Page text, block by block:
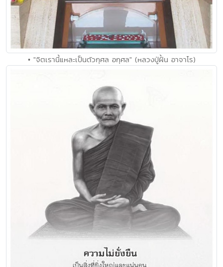
• "จิตเรานี้แหละเป็นตัวกุศล อกุศล" (หลวงปู่ฝั้น อาจาโร)